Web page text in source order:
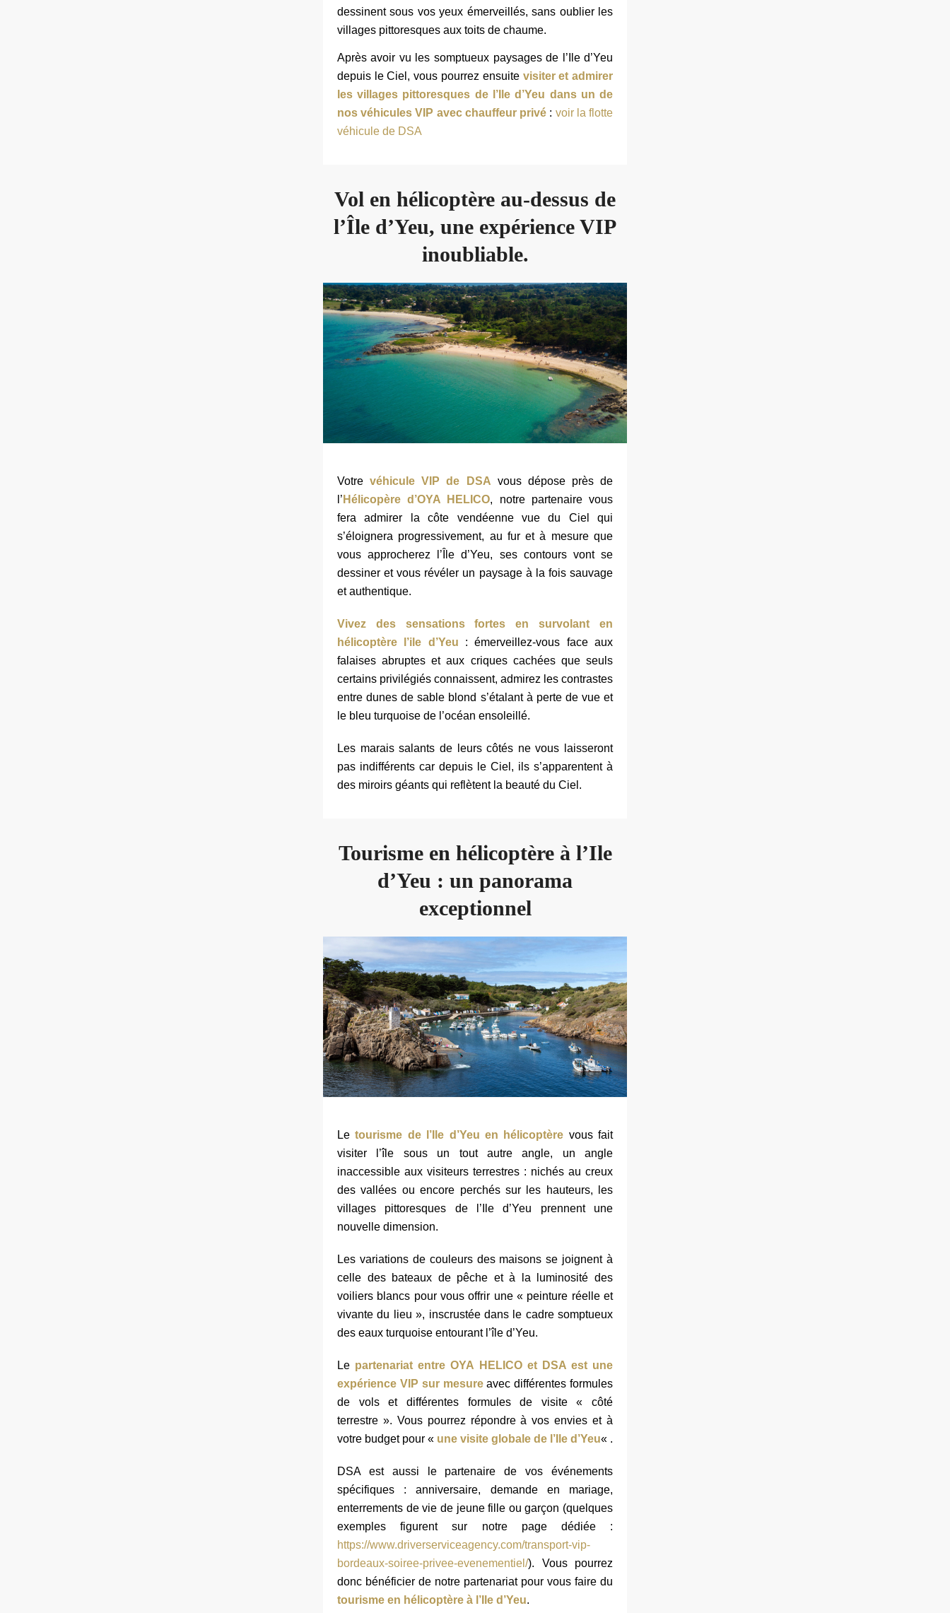
dessinent sous vos yeux émerveillés, sans oublier les
villages pittoresques aux toits de chaume.
Après avoir vu les somptueux paysages de l’Ile d’Yeu
depuis le Ciel, vous pourrez ensuite visiter et admirer
les villages pittoresques de l’Ile d’Yeu dans un de
nos véhicules VIP avec chauffeur privé : voir la flotte
véhicule de DSA
Vol en hélicoptère au-dessus de
l’Île d’Yeu, une expérience VIP
inoubliable.
Votrevéhicule VIP de DSA vous dépose près de
l’ Hélicopère d’OYA HELICO, notre partenaire vous
fera admirer la côte vendéenne vue du Ciel qui
s’éloignera progressivement, au fur et à mesure que
vous approcherez l’Île d’Yeu, ses contours vont se
dessiner et vous révéler un paysage à la fois sauvage
et authentique.
Vivez des sensations fortes en survolant en
hélicoptère l’ile d’Yeu : émerveillez-vous face aux
falaises abruptes et aux criques cachées que seuls
certains privilégiés connaissent, admirez les contrastes
entre dunes de sable blond s’étalant à perte de vue et
le bleu turquoise de l’océan ensoleillé.
Les marais salants de leurs côtés ne vous laisseront
pas indifférents car depuis le Ciel, ils s’apparentent à
des miroirs géants qui reflètent la beauté du Ciel.
Tourisme en hélicoptère à l’Ile
d’Yeu : un panorama
exceptionnel
Letourisme de l’Ile d’Yeu en hélicoptère vous fait
visiter l’île sous un tout autre angle, un angle
inaccessible aux visiteurs terrestres : nichés au creux
des vallées ou encore perchés sur les hauteurs, les
villages pittoresques de l’Ile d’Yeu prennent une
nouvelle dimension.
Les variations de couleurs des maisons se joignent à
celle des bateaux de pêche et à la luminosité des
voiliers blancs pour vous offrir une « peinture réelle et
vivante du lieu », inscrustée dans le cadre somptueux
des eaux turquoise entourant l’île d’Yeu.
Le partenariat entre OYA HELICO et DSA est une
expérience VIP sur mesureavec différentes formules
de vols et différentes formules de visite « côté
terrestre ». Vous pourrez répondre à vos envies et à
votre budget pour « une visite globale de l’Ile d’Yeu« .
DSA est aussi le partenaire de vos événements
spécifiques : anniversaire, demande en mariage,
enterrements de vie de jeune fille ou garçon (quelques
exemples figurent sur notre page dédiée :
https://www.driverserviceagency.com/transport-vip-
bordeaux-soiree-privee-evenementiel/). Vous pourrez
donc bénéficier de notre partenariat pour vous faire du
tourisme en hélicoptère à l’Ile d’Yeu.